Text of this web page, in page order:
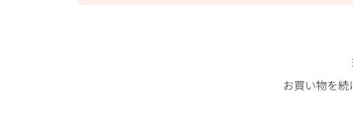
お買い物を